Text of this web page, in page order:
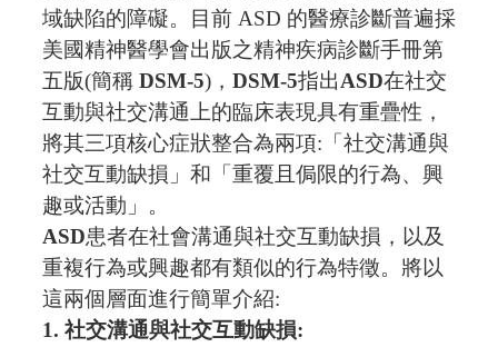
域缺陷的障礙。目前 ASD 的醫療診斷普遍採
美國精神醫學會出版之精神疾病診斷手冊第
五版(簡稱 DSM-5) ， DSM-5指出ASD在社交
互動與社交溝通上的臨床表現具有重疊性，
將其三項核心症狀整合為兩項: 「社交溝通與
社交互動缺損」和「重覆且侷限的行為、興
趣或活動」。
ASD患者在社會溝通與社交互動缺損，以及
重複行為或興趣都有類似的行為特徵。將以
這兩個層面進行簡單介紹:
1. 社交溝通與社交互動缺損: